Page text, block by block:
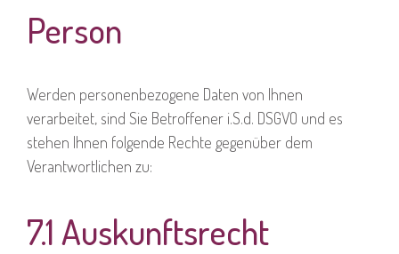
Person
Werden personenbezogene Daten von Ihnen
verarbeitet, sind Sie Betroffener i.S.d. DSGVO und es
stehen Ihnen folgende Rechte gegenüber dem
Verantwortlichen zu:
7.1 Auskunftsrecht